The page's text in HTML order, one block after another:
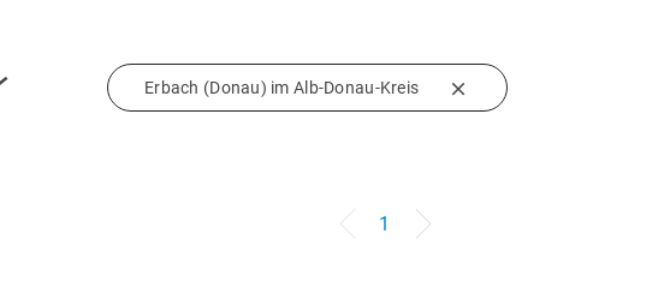
Erbach (Donau) im Alb-Donau-Kreis
1